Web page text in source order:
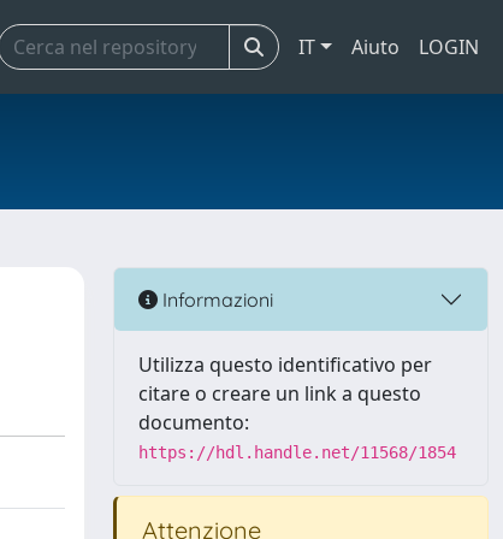
IT Aiuto LOGIN
Informazioni
Utilizza questo identificativo per
citare o creare un link a questo
documento:
https://hdl.handle.net/11568/1854
Attenzione